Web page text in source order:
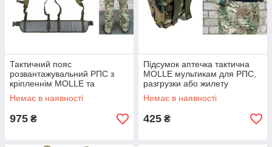
Тактичний пояс
розвантажувальний РПС з
кріпленнім MOLLE та
плечовими лямками
мультикам без підсумків
Немає в наявності
975 ₴
Підсумок аптечка тактична
MOLLE мультикам для РПС,
разгрузки або жилету
Немає в наявності
425 ₴